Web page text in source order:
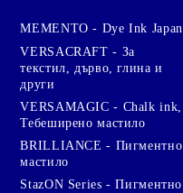
MEMENTO - Dye Ink Japan
VERSACRAFT - За
текстил, дърво, глина и
други
VERSAMAGIC - Chalk ink,
Тебеширено мастило
BRILLIANCE - Пигментно
мастило
StazON Series - Пигментно